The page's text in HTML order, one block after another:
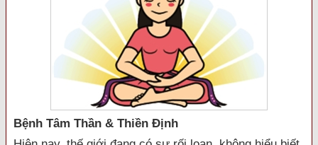
Bệnh Tâm Thần & Thiền Định